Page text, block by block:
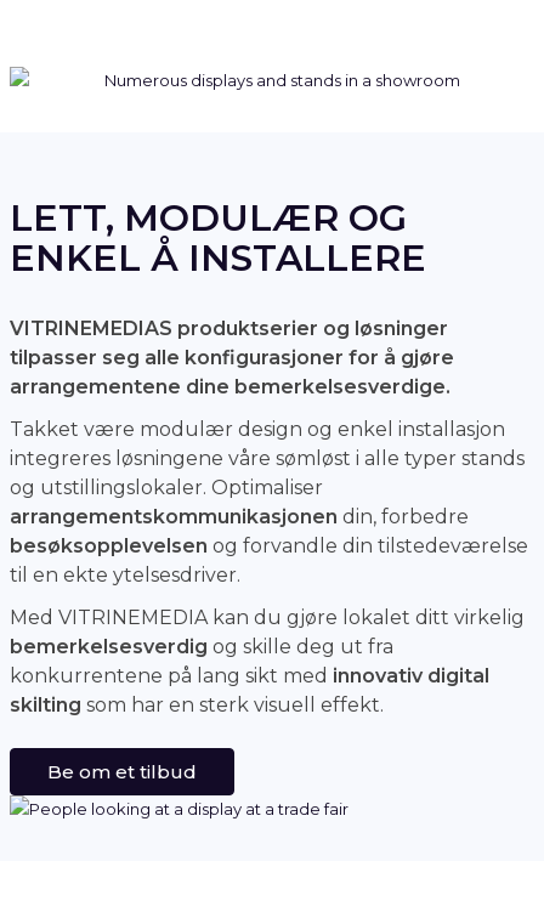
LETT, MODULÆR OG
ENKEL Å INSTALLERE
VITRINEMEDIAS produktserier og løsninger
tilpasser seg alle konfigurasjoner for å gjøre
arrangementene dine bemerkelsesverdige.
Takket være modulær design og enkel installasjon
integreres løsningene våre sømløst i alle typer stands
og utstillingslokaler. Optimaliser
arrangementskommunikasjonen din, forbedre
besøksopplevelsen og forvandle din tilstedeværelse
til en ekte ytelsesdriver.
Med VITRINEMEDIA kan du gjøre lokalet ditt virkelig
bemerkelsesverdig og skille deg ut fra
konkurrentene på lang sikt med innovativ digital
skilting som har en sterk visuell effekt.
Be om et tilbud